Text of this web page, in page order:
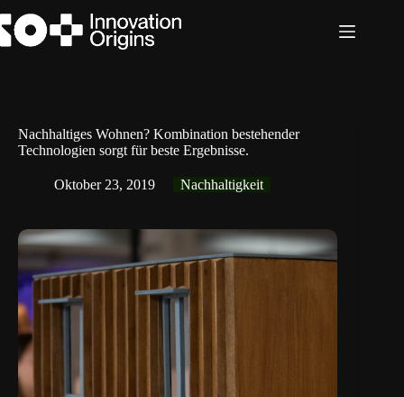
Inhalt
springen
Nachhaltiges Wohnen? Kombination bestehender
Technologien sorgt für beste Ergebnisse.
Oktober 23, 2019 Nachhaltigkeit